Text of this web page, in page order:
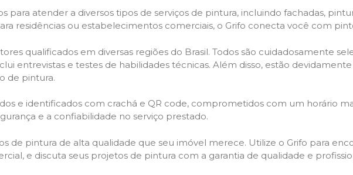
para atender a diversos tipos de serviços de pintura, incluindo fachadas,
residências ou estabelecimentos comerciais, o Grifo conecta você com
qualificados em diversas regiões do Brasil. Todos são cuidadosamente
entrevistas e testes de habilidades técnicas. Além disso, estão
de pintura.
e identificados com crachá e QR code, comprometidos com um horário
e a confiabilidade no serviço prestado.
de pintura de alta qualidade que seu imóvel merece. Utilize o Grifo para
e discuta seus projetos de pintura com a garantia de qualidade e